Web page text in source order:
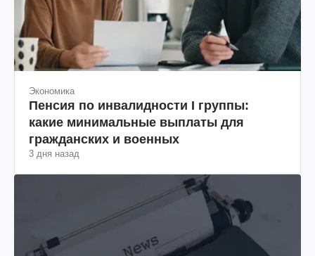
Экономика
Пенсия по инвалидности I группы:
какие минимальные выплаты для
гражданских и военных
3 дня назад